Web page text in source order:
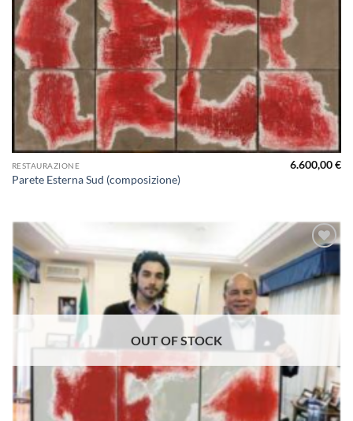
RESTAURAZIONE
Parete Esterna Sud (composizione)
6.600,00€
Aggiungi
alla lista
dei
desideri
OUT OF STOCK